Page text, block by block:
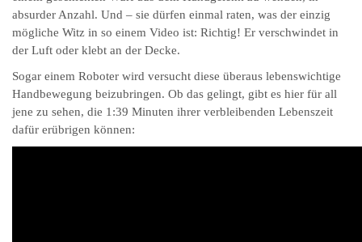
absurder Anzahl. Und – sie dürfen einmal raten, was der einzig
mögliche Witz in so einem Video ist: Richtig! Er verschwindet in
der Luft oder klebt an der Decke.
Sogar einem Roboter wird versucht diese überaus lebenswichtige
Handbewegung beizubringen. Ob das gelingt, gibt es hier für all
jene zu sehen, die 1:39 Minuten ihrer verbleibenden Lebenszeit
dafür erübrigen können: